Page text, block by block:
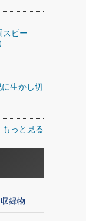
スピー
生かし切
もっと見る
収録物